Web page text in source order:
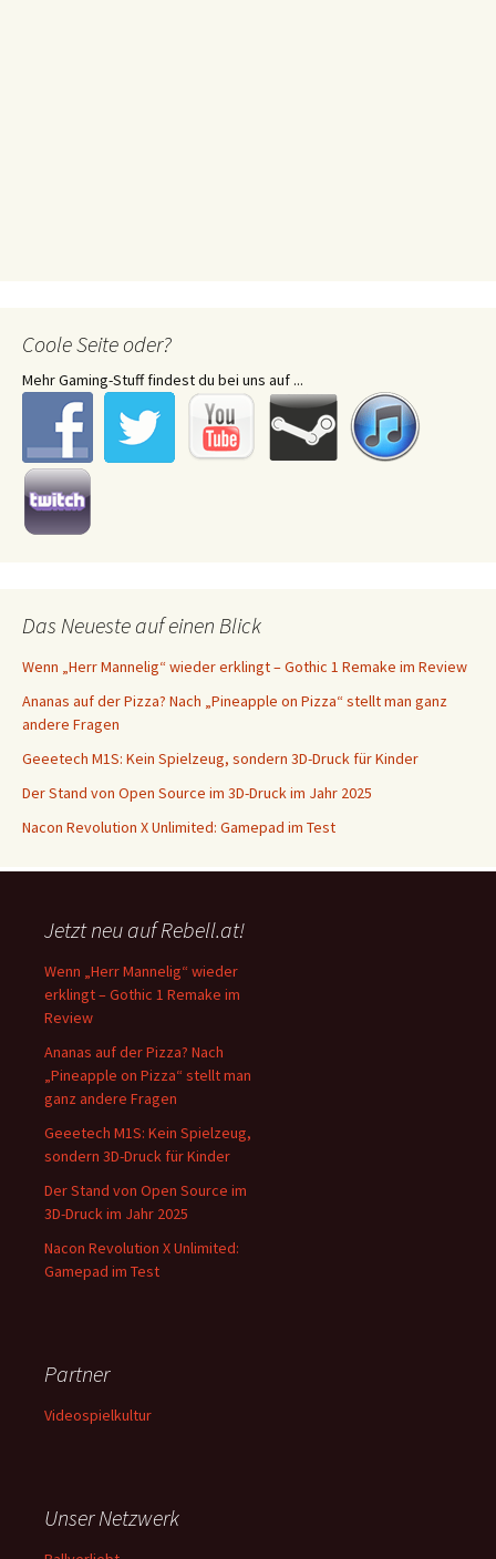
Coole Seite oder?
Mehr Gaming-Stuff findest du bei uns auf ...
Das Neueste auf einen Blick
Wenn „Herr Mannelig“ wieder erklingt – Gothic 1 Remake im Review
Ananas auf der Pizza? Nach „Pineapple on Pizza“ stellt man ganz
andere Fragen
Geeetech M1S: Kein Spielzeug, sondern 3D-Druck für Kinder
Der Stand von Open Source im 3D-Druck im Jahr 2025
Nacon Revolution X Unlimited: Gamepad im Test
Jetzt neu auf Rebell.at!
Wenn „Herr Mannelig“ wieder
erklingt – Gothic 1 Remake im
Review
Ananas auf der Pizza? Nach
„Pineapple on Pizza“ stellt man
ganz andere Fragen
Geeetech M1S: Kein Spielzeug,
sondern 3D-Druck für Kinder
Der Stand von Open Source im
3D-Druck im Jahr 2025
Nacon Revolution X Unlimited:
Gamepad im Test
Partner
Videospielkultur
Unser Netzwerk